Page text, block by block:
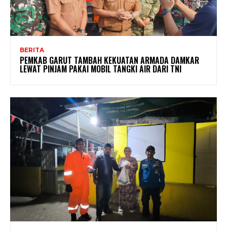
BERITA
PEMKAB GARUT TAMBAH KEKUATAN ARMADA DAMKAR
LEWAT PINJAM PAKAI MOBIL TANGKI AIR DARI TNI